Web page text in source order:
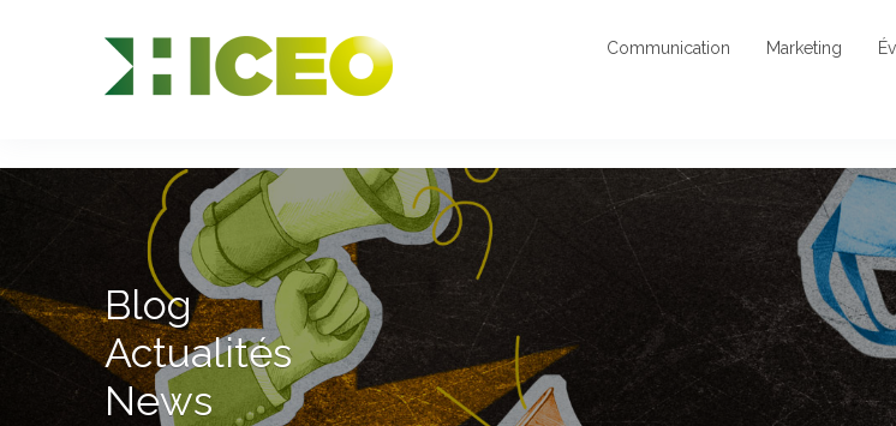
Communication Marketing
Blog
Actualités
News